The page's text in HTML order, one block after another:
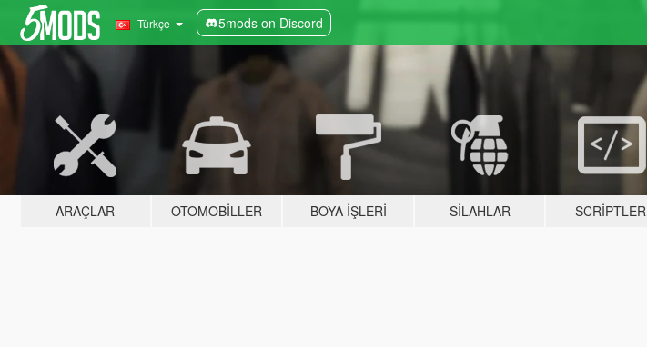
Türkçe 5mods on Discord
ARAÇLAR OTOMOBILLER BOYA İŞLERI SILAHLAR SCRIPTLER